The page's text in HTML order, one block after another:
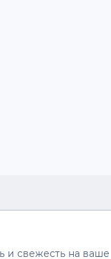
и свежесть на ваше